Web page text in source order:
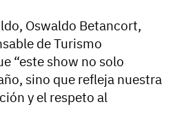
Oswaldo Betancort,
de Turismo
“este show no solo
sino que refleja nuestra
y el respeto al